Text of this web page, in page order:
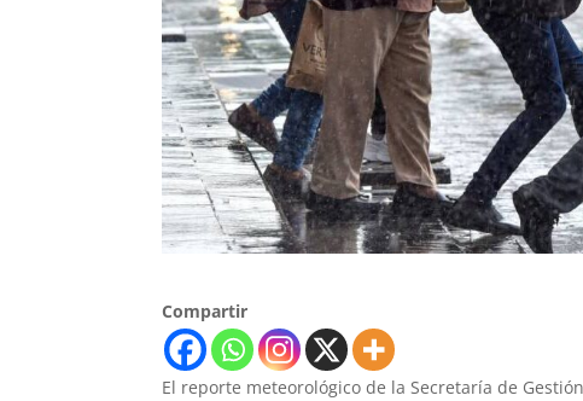
Compartir
El reporte meteorológico de la Secretaría de